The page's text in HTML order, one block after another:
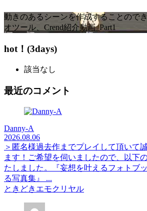
動きのあるシーンを作成することので
オツール、Crend紹介動画_Part1
hot！(3days)
該当なし
最近のコメント
Danny-A
2026.08.06
＞匿名様過去作までプレイして頂いて
ます！ご希望を伺いましたので、以下
たしました。『妄想を叶えるフォトブ
る写真集』 ...
ときどきエモクリヤル